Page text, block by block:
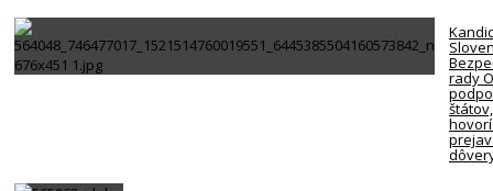
rady